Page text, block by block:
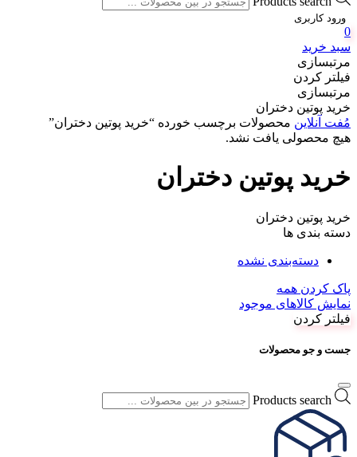
ورود کاربری
0
سبد خرید
مرتبسازی
فیلتر کردن
مرتبسازی
خرید پوتین دختران
مُفت آنلاین محصولات برچسب خورده “خرید پوتین دختران”
هیچ محصولی یافت نشد.
خرید پوتین دختران
خرید پوتین دختران
دسته بندی ها
دسته‌بندی نشده
پاک کردن همه
نمایش کالاهای موجود
فیلتر کردن
جست و جو محصولات
Products search